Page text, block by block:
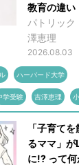
教育の違い
パトリック
澤恵理
2026.08.03
ハーバード大学
学受験 吉澤恵理
「子育て
るママ」が
に!? って